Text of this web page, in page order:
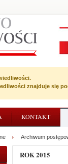
znajduje się
KONTAKT
Archiwum
ROK 2015